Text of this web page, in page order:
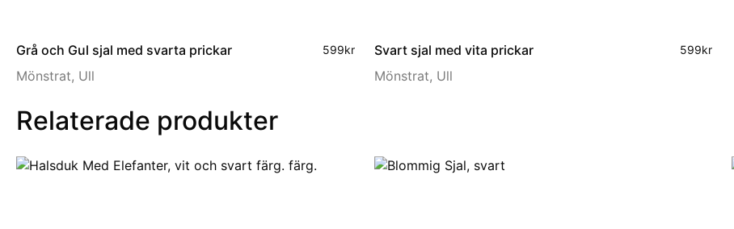
Grå och Gul sjal med svarta prickar 599kr
Mönstrat, Ull
Svart sjal med vita prickar 599kr
Mönstrat, Ull
Relaterade produkter